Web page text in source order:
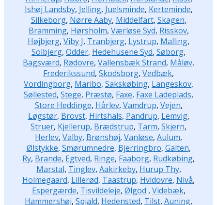
Ishøj Landsby, Jelling, Juelsminde, Kerteminde,
Silkeborg, Nørre Aaby, Middelfart, Skagen,
Bramming, Hørsholm, Værløse Syd, Risskov,
Højbjerg, Viby J, Tranbjerg, Lystrup, Malling,
Solbjerg, Odder, Hedehusene Syd, Søborg,
Bagsværd, Rødovre, Vallensbæk Strand, Måløv,
Frederikssund, Skodsborg, Vedbæk,
Vordingborg, Maribo, Sakskøbing, Langeskov,
Søllested, Stege, Præstø, Faxe, Faxe Ladeplads,
Store Heddinge, Hårlev, Vamdrup, Vejen,
Løgstør, Brovst, Hirtshals, Pandrup, Lemvig,
Struer, Kjellerup, Brædstrup, Tarm, Skjern,
Herlev, Valby, Brønshøj, Vanløse, Aulum,
Ølstykke, Smørumnedre, Bjerringbro, Galten,
Ry, Brande, Egtved, Ringe, Faaborg, Rudkøbing,
Marstal, Tinglev, Aakirkeby, Hurup Thy,
Holmegaard, Lillerød, Taastrup, Hvidovre, Nivå,
Espergærde, Tisvildeleje, Ølgod , Videbæk,
Hammershøj, Spjald, Hedensted, Tilst, Auning,